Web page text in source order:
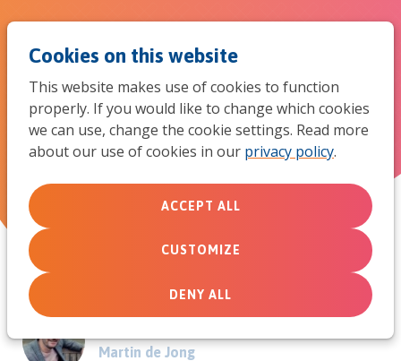
Cookies on this website
This website makes use of cookies to function
properly. If you would like to change which cookies
we can use, change the cookie settings. Read more
about our use of cookies in our privacy policy.
ACCEPT ALL
CUSTOMIZE
DENY ALL
Meer dan een cv
November 7, 2014
Martin de Jong